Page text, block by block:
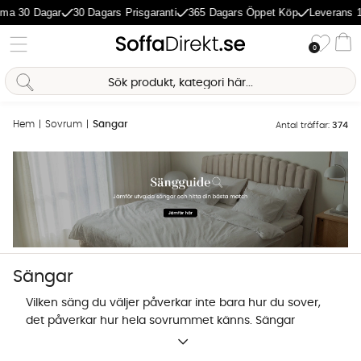
30 Dagars Prisgaranti 365 Dagars Öppet Köp Leverans 1-5
0
Hem Sovrum Sängar Antal träffar: 374
Sängar
Vilken säng du väljer påverkar inte bara hur du sover,
det påverkar hur hela sovrummet känns. Sängar
finns i en mängd olika konstruktioner och det är lätt